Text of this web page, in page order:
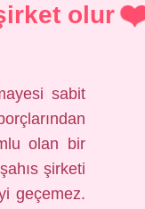
olur
sabit
olan bir
şirketi
geçemez.